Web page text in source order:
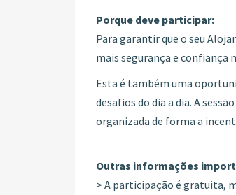
Porque deve participar:
Para garantir que o seu
mais segurança e confiança
Esta é também uma
desafios do dia a dia. A
organizada de forma a
Outras informações
> A participação é gratuita,